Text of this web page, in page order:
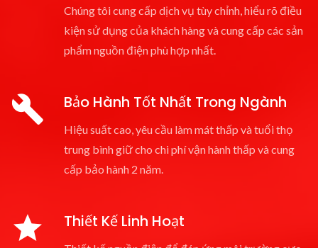
Chúng tôi cung cấp dịch vụ tùy chỉnh, hiểu rõ điều
kiện sử dụng của khách hàng và cung cấp các sản
phẩm nguồn điện phù hợp nhất.
Bảo Hành Tốt Nhất Trong Ngành
Hiệu suất cao, yêu cầu làm mát thấp và tuổi thọ
trung bình giữ cho chi phí vận hành thấp và cung
cấp bảo hành 2 năm.
Thiết Kế Linh Hoạt